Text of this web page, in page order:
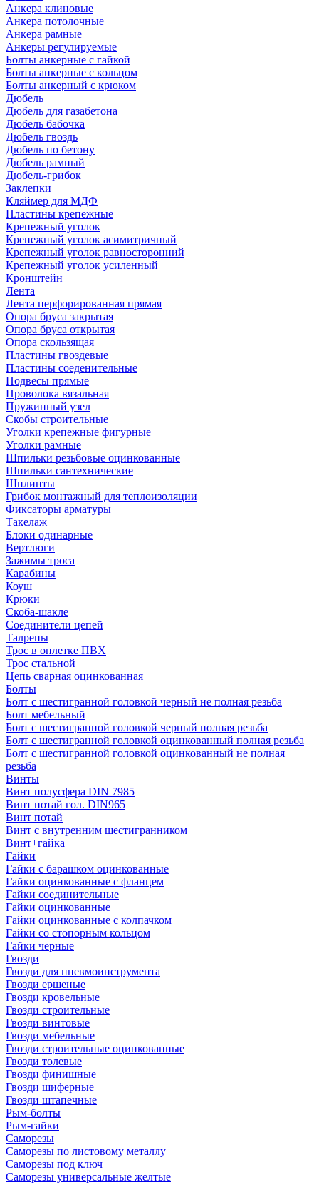
Анкера клиновые
Анкера потолочные
Анкера рамные
Анкеры регулируемые
Болты анкерные с гайкой
Болты анкерные с кольцом
Болты анкерный с крюком
Дюбель
Дюбель для газабетона
Дюбель бабочка
Дюбель гвоздь
Дюбель по бетону
Дюбель рамный
Дюбель-грибок
Заклепки
Кляймер для МДФ
Пластины крепежные
Крепежный уголок
Крепежный уголок асимитричный
Крепежный уголок равносторонний
Крепежный уголок усиленный
Кронштейн
Лента
Лента перфорированная прямая
Опора бруса закрытая
Опора бруса открытая
Опора скользящая
Пластины гвоздевые
Пластины соеденительные
Подвесы прямые
Проволока вязальная
Пружинный узел
Скобы строительные
Уголки крепежные фигурные
Уголки рамные
Шпильки резьбовые оцинкованные
Шпильки сантехнические
Шплинты
Грибок монтажный для теплоизоляции
Фиксаторы арматуры
Такелаж
Блоки одинарные
Вертлюги
Зажимы троса
Карабины
Коуш
Крюки
Скоба-шакле
Соединители цепей
Талрепы
Трос в оплетке ПВХ
Трос стальной
Цепь сварная оцинкованная
Болты
Болт с шестигранной головкой черный не полная резьба
Болт мебельный
Болт с шестигранной головкой черный полная резьба
Болт с шестигранной головкой оцинкованный полная резьба
Болт с шестигранной головкой оцинкованный не полная
резьба
Винты
Винт полусфера DIN 7985
Винт потай гол. DIN965
Винт потай
Винт с внутренним шестигранником
Винт+гайка
Гайки
Гайки с барашком оцинкованные
Гайки оцинкованные с фланцем
Гайки соединительные
Гайки оцинкованные
Гайки оцинкованные с колпачком
Гайки со стопорным кольцом
Гайки черные
Гвозди
Гвозди для пневмоинструмента
Гвозди ершеные
Гвозди кровельные
Гвозди строительные
Гвозди винтовые
Гвозди мебельные
Гвозди строительные оцинкованные
Гвозди толевые
Гвозди финишные
Гвозди шиферные
Гвозди штапечные
Рым-болты
Рым-гайки
Саморезы
Саморезы по листовому металлу
Саморезы под ключ
Саморезы универсальные желтые